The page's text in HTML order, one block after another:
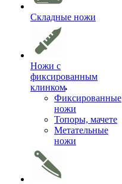
Складные ножи
Ножи с
фиксированным
клинком
Фиксированные
ножи
Топоры, мачете
Метательные
ножи